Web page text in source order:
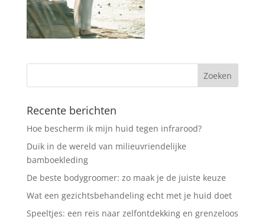
Recente berichten
Hoe bescherm ik mijn huid tegen infrarood?
Duik in de wereld van milieuvriendelijke
bamboekleding
De beste bodygroomer: zo maak je de juiste keuze
Wat een gezichtsbehandeling echt met je huid doet
Speeltjes: een reis naar zelfontdekking en grenzeloos